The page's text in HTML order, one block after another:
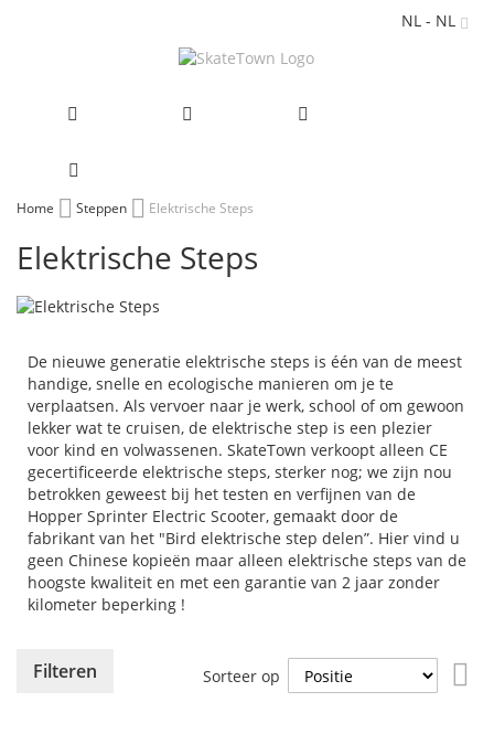
NL - NL
Ga
de
inhoud
Home Steppen Elektrische Steps
Elektrische Steps
De nieuwe generatie elektrische steps is één van de meest
handige, snelle en ecologische manieren om je te
verplaatsen. Als vervoer naar je werk, school of om gewoon
lekker wat te cruisen, de elektrische step is een plezier
voor kind en volwassenen. SkateTown verkoopt alleen CE
gecertificeerde elektrische steps, sterker nog; we zijn nou
betrokken geweest bij het testen en verfijnen van de
Hopper Sprinter Electric Scooter, gemaakt door de
fabrikant van het "Bird elektrische step delen”. Hier vind u
geen Chinese kopieën maar alleen elektrische steps van de
hoogste kwaliteit en met een garantie van 2 jaar zonder
kilometer beperking !
Sorteer op
Filteren